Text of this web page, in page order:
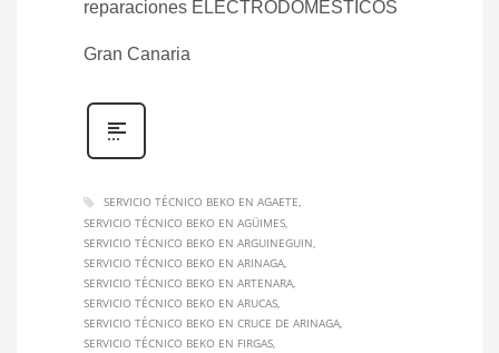
reparaciones ELECTRODOMÉSTICOS
Gran Canaria
SERVICIO TÉCNICO BEKO EN AGAETE
SERVICIO TÉCNICO BEKO EN AGÜIMES
SERVICIO TÉCNICO BEKO EN ARGUINEGUIN
SERVICIO TÉCNICO BEKO EN ARINAGA
SERVICIO TÉCNICO BEKO EN ARTENARA
SERVICIO TÉCNICO BEKO EN ARUCAS
SERVICIO TÉCNICO BEKO EN CRUCE DE ARINAGA
SERVICIO TÉCNICO BEKO EN FIRGAS